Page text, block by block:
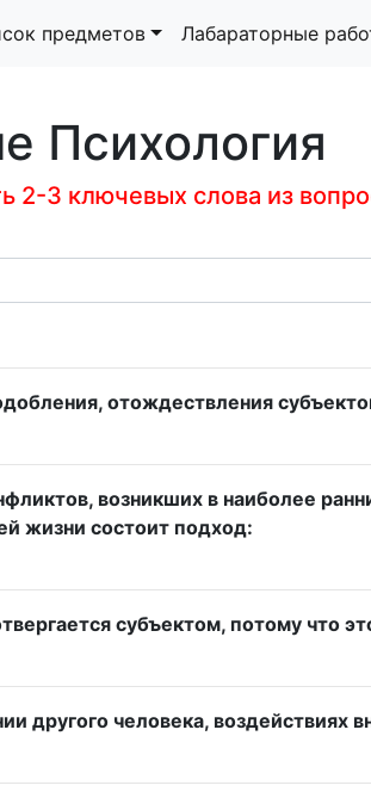
предметов Лабараторные
Психология
2-3 ключевых слова из
отождествления
возникших в наиболее
жизни состоит подход:
субъектом, потому что
другого человека, воздействиях